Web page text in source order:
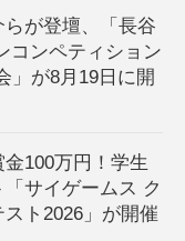
が登壇、「長谷
コンペティション
」が8月19日に開
金100万円！学生
サイゲームス ク
ト2026」が開催